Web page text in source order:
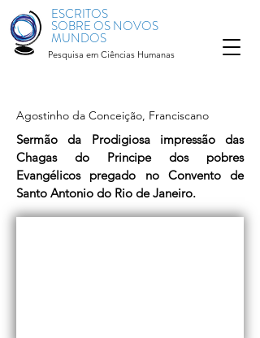
ESCRITOS
SOBRE OS NOVOS
MUNDOS
Pesquisa em Ciências Humanas
Agostinho da Conceição, Franciscano
Sermão da Prodigiosa impressão das
Chagas do Principe dos pobres
Evangélicos pregado no Convento de
Santo Antonio do Rio de Janeiro.